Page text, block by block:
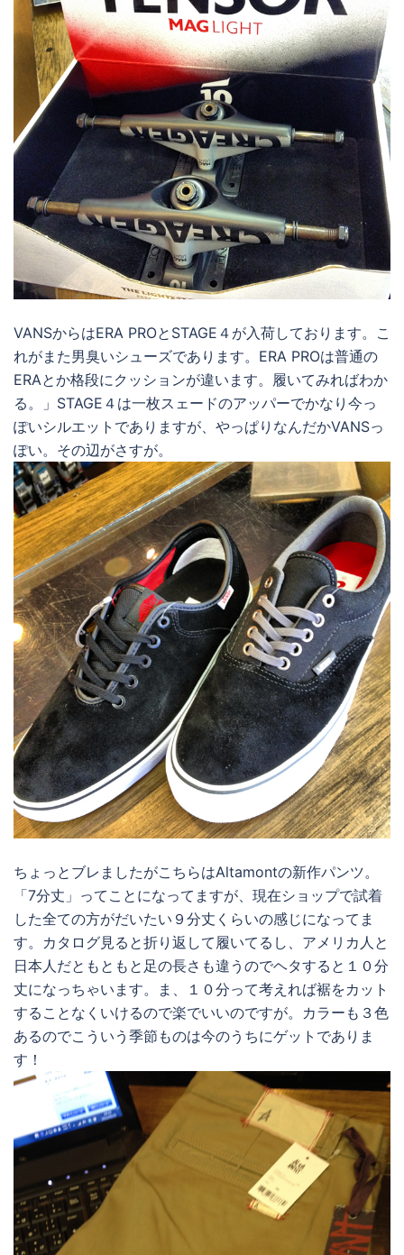
VANSからはERA PROとSTAGE４が入荷しております。こ
れがまた男臭いシューズであります。ERA PROは普通の
ERAとか格段にクッションが違います。履いてみればわか
る。」STAGE４は一枚スェードのアッパーでかなり今っ
ぽいシルエットでありますが、やっぱりなんだかVANSっ
ぽい。その辺がさすが。
ちょっとブレましたがこちらはAltamontの新作パンツ。
「7分丈」ってことになってますが、現在ショップで試着
した全ての方がだいたい９分丈くらいの感じになってま
す。カタログ見ると折り返して履いてるし、アメリカ人と
日本人だともともと足の長さも違うのでヘタすると１０分
丈になっちゃいます。ま、１０分って考えれば裾をカット
することなくいけるので楽でいいのですが。カラーも３色
あるのでこういう季節ものは今のうちにゲットでありま
す！